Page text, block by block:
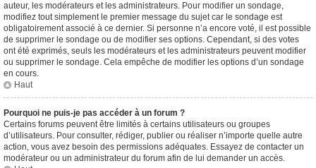
auteur, les modérateurs et les administrateurs. Pour modifier un sondage,
modifiez tout simplement le premier message du sujet car le sondage est
obligatoirement associé à ce dernier. Si personne n’a encore voté, il est possible
de supprimer le sondage ou de modifier ses options. Cependant, si des votes
ont été exprimés, seuls les modérateurs et les administrateurs peuvent modifier
ou supprimer le sondage. Cela empêche de modifier les options d’un sondage
en cours.
Haut
Pourquoi ne puis-je pas accéder à un forum ?
Certains forums peuvent être limités à certains utilisateurs ou groupes
d’utilisateurs. Pour consulter, rédiger, publier ou réaliser n’importe quelle autre
action, vous avez besoin des permissions adéquates. Essayez de contacter un
modérateur ou un administrateur du forum afin de lui demander un accès.